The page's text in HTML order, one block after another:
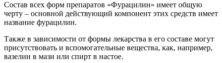
Состав всех форм препаратов «Фурацилин» имеет общую
черту – основной действующий компонент этих средств имеет
название фурацилин.
Также в зависимости от формы лекарства в его составе могут
присутствовать и вспомогательные вещества, как, например,
вазелин в мази или спирт в настое.